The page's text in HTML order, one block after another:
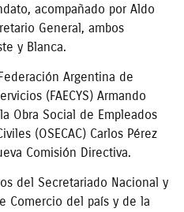
acompañado por Aldo
General, ambos
y Blanca.
Argentina de
(FAECYS) Armando
Obra Social de Empleados
(OSECAC) Carlos Pérez
Comisión Directiva.
del Secretariado Nacional y
Comercio del país y de la